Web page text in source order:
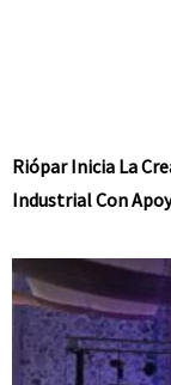
Riópar Inicia La
Industrial Con